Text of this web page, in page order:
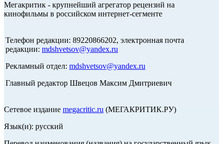
Мегакритик - крупнейший агрегатор рецензий на
кинофильмы в российском интернет-сегменте
Телефон редакции: 89220866202, электронная почта
редакции: mdshvetsov@yandex.ru
Рекламный отдел: mdshvetsov@yandex.ru
Главный редактор Швецов Максим Дмитриевич
Сетевое издание megacritic.ru (МЕГАКРИТИК.РУ)
Язык(и): русский